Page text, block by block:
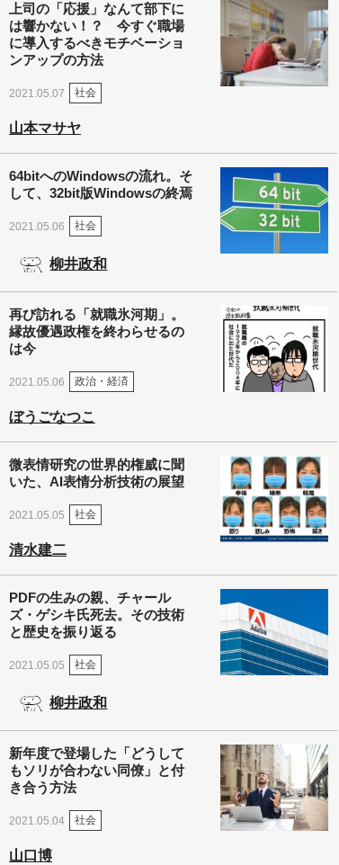
上司の「応援」なんて部下に
は響かない！？ 今すぐ職場
に導入するべきモチベーショ
ンアップの方法
2021.05.07 社会
山本マサヤ
64bitへのWindowsの流れ。そ
して、32bit版Windowsの終焉
2021.05.06 社会
柳井政和
再び訪れる「就職氷河期」。
縁故優遇政権を終わらせるの
は今
2021.05.06 政治・経済
ぼうごなつこ
微表情研究の世界的権威に聞
いた、AI表情分析技術の展望
2021.05.05 社会
清水建二
PDFの生みの親、チャール
ズ・ゲシキ氏死去。その技術
と歴史を振り返る
2021.05.05 社会
柳井政和
新年度で登場した「どうして
もソリが合わない同僚」と付
き合う方法
2021.05.04 社会
山口博